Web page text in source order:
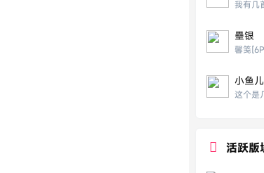
壘银
馨笺
小鱼儿
活跃版